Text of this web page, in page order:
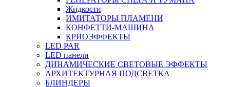
Жидкости
ИМИТАТОРЫ ПЛАМЕНИ
КОНФЕТТИ-МАШИНА
КРИОЭФФЕКТЫ
LED PAR
LED панели
ДИНАМИЧЕСКИЕ СВЕТОВЫЕ ЭФФЕКТЫ
АРХИТЕКТУРНАЯ ПОДСВЕТКА
БЛИНДЕРЫ